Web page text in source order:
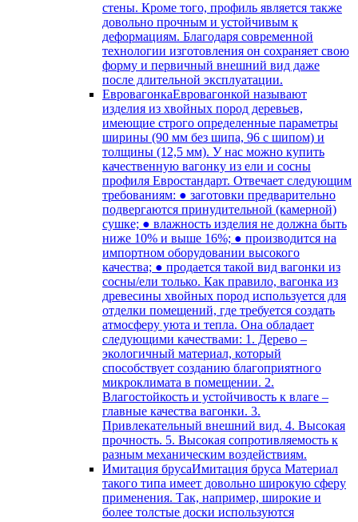
стены. Кроме того, профиль является также
довольно прочным и устойчивым к
деформациям. Благодаря современной
технологии изготовления он сохраняет свою
форму и первичный внешний вид даже
после длительной эксплуатации.
ЕвровагонкаЕвровагонкой называют
изделия из хвойных пород деревьев,
имеющие строго определенные параметры
ширины (90 мм без шипа, 96 с шипом) и
толщины (12,5 мм). У нас можно купить
качественную вагонку из ели и сосны
профиля Евростандарт. Отвечает следующим
требованиям: ● заготовки предварительно
подвергаются принудительной (камерной)
сушке; ● влажность изделия не должна быть
ниже 10% и выше 16%; ● производится на
импортном оборудовании высокого
качества; ● продается такой вид вагонки из
сосны/ели только. Как правило, вагонка из
древесины хвойных пород используется для
отделки помещений, где требуется создать
атмосферу уюта и тепла. Она обладает
следующими качествами: 1. Дерево –
экологичный материал, который
способствует созданию благоприятного
микроклимата в помещении. 2.
Влагостойкость и устойчивость к влаге –
главные качества вагонки. 3.
Привлекательный внешний вид. 4. Высокая
прочность. 5. Высокая сопротивляемость к
разным механическим воздействиям.
Имитация брусаИмитация бруса Материал
такого типа имеет довольно широкую сферу
применения. Так, например, широкие и
более толстые доски используются